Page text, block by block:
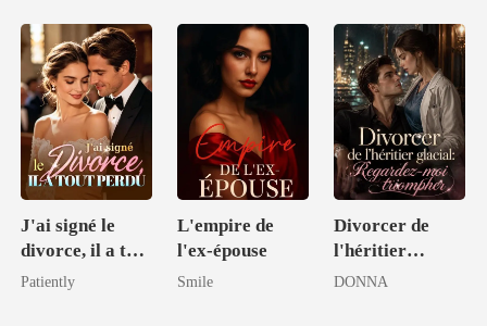
lanternes pour
elle
J'ai signé le
divorce, il a tout
perdu
Patiently
L'empire de
l'ex-épouse
Smile
Divorcer de
l'héritier
glacial:
DONNA